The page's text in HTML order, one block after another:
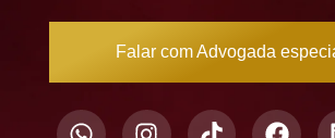
Falar com Advogada